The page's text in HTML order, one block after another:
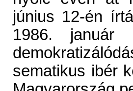
június 12-én
1986. január
sematikus ibér